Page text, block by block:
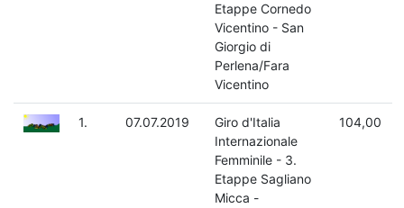
Etappe Cornedo
Vicentino - San
Giorgio di
Perlena/Fara
Vicentino
1. 07.07.2019
Giro d'Italia
Internazionale
Femminile - 3.
Etappe Sagliano
Micca -
104,00